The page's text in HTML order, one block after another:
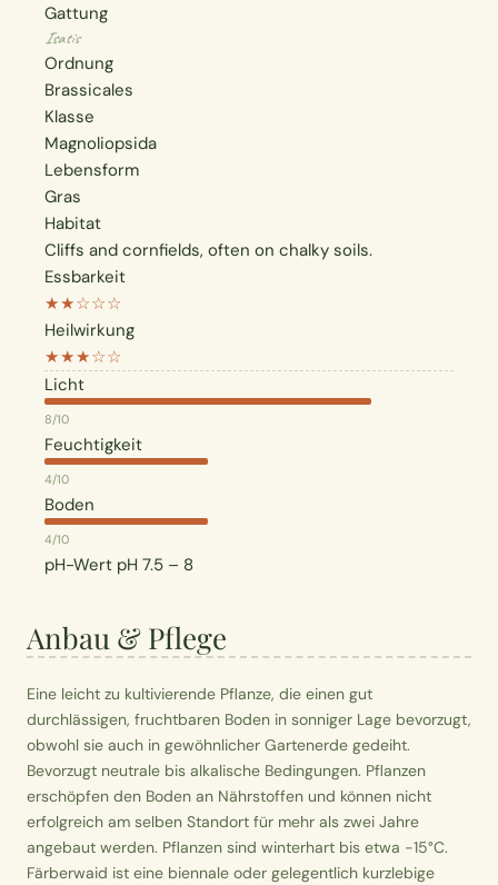
Gattung
Isatis
Ordnung
Brassicales
Klasse
Magnoliopsida
Lebensform
Gras
Habitat
Cliffs and cornfields, often on chalky soils.
Essbarkeit
★★☆☆☆
Heilwirkung
★★★☆☆
Licht
8/10
Feuchtigkeit
4/10
Boden
4/10
pH-Wert pH 7.5 – 8
Anbau & Pflege
Eine leicht zu kultivierende Pflanze, die einen gut
durchlässigen, fruchtbaren Boden in sonniger Lage bevorzugt,
obwohl sie auch in gewöhnlicher Gartenerde gedeiht.
Bevorzugt neutrale bis alkalische Bedingungen. Pflanzen
erschöpfen den Boden an Nährstoffen und können nicht
erfolgreich am selben Standort für mehr als zwei Jahre
angebaut werden. Pflanzen sind winterhart bis etwa -15°C.
Färberwaid ist eine biennale oder gelegentlich kurzlebige